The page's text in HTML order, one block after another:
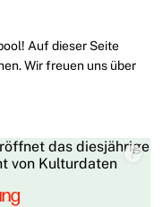
Auf dieser Seite
Wir freuen uns über